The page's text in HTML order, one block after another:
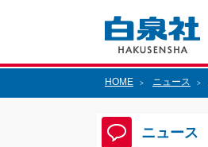
HOME > ニュース >
ニュース